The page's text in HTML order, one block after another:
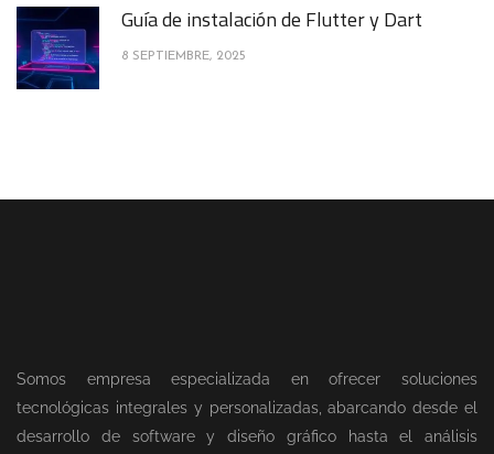
Guía de instalación de Flutter y Dart
8 SEPTIEMBRE, 2025
Somos empresa especializada en ofrecer soluciones
tecnológicas integrales y personalizadas, abarcando desde el
desarrollo de software y diseño gráfico hasta el análisis